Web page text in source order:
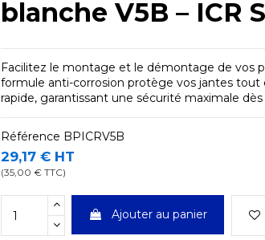
blanche V5B – ICR
Facilitez le montage et le démontage de vos
formule anti-corrosion protège vos jantes
rapide, garantissant une sécurité maximale
Référence BPICRV5B
29,17 € HT
(35,00 € TTC)
Ajouter au panier